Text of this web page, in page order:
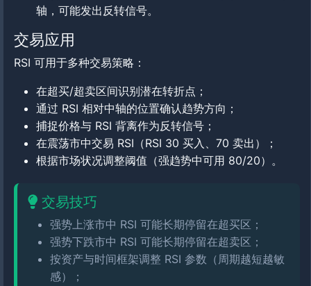
轴，可能发出反转信号。
交易应用
RSI 可用于多种交易策略：
在超买/超卖区间识别潜在转折点；
通过 RSI 相对中轴的位置确认趋势方向；
捕捉价格与 RSI 背离作为反转信号；
在震荡市中交易 RSI（RSI 30 买入、70 卖出）；
根据市场状况调整阈值（强趋势中可用 80/20）。
交易技巧
强势上涨市中 RSI 可能长期停留在超买区；
强势下跌市中 RSI 可能长期停留在超卖区；
按资产与时间框架调整 RSI 参数（周期越短越敏
感）；